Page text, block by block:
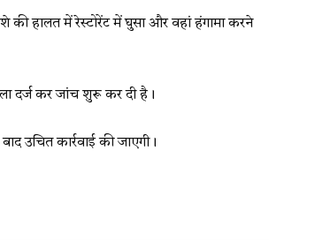
की हालत में रेस्टोरेंट में घुसा और वहां हंगामा करने
दर्ज कर जांच शुरू कर दी है।
उचित कार्रवाई की जाएगी।